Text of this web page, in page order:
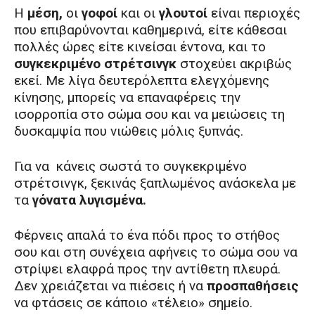
Η μέση, οιγοφοί και οιγλουτοί είναι περιοχές
που επιβαρύνονται καθημερινά, είτε κάθεσαι
πολλές ώρες είτε κινείσαι έντονα, και το
συγκεκριμένο στρέτσινγκ στοχεύει ακριβώς
εκεί. Με λίγα δευτερόλεπτα ελεγχόμενης
κίνησης, μπορείς να επαναφέρεις την
ισορροπία στο σώμα σου και να μειώσεις τη
δυσκαμψία που νιώθεις μόλις ξυπνάς.
Για να κάνεις σωστά το συγκεκριμένο
στρέτσινγκ, ξεκινάς ξαπλωμένος ανάσκελα με
ταγόνατα λυγισμένα.
Φέρνεις απαλά το ένα πόδι προς το στήθος
σου και στη συνέχεια αφήνεις το σώμα σου να
στρίψει ελαφρά προς την αντίθετη πλευρά.
Δεν χρειάζεται να πιέσεις ή να προσπαθήσεις
να φτάσεις σε κάποιο «τέλειο» σημείο.